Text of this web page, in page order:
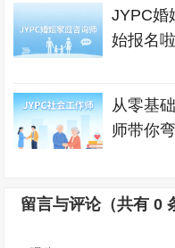
JYPC婚
始报名啦
从零基
师带你
留言与评论（共有0